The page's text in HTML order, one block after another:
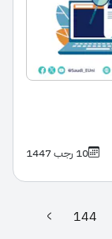
10 رجب 1447
144